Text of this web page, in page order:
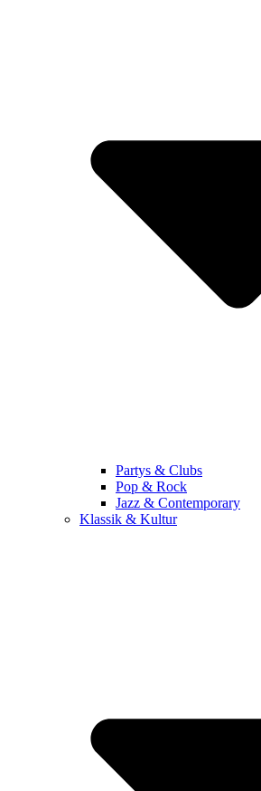
Partys & Clubs
Pop & Rock
Jazz & Contemporary
Klassik & Kultur